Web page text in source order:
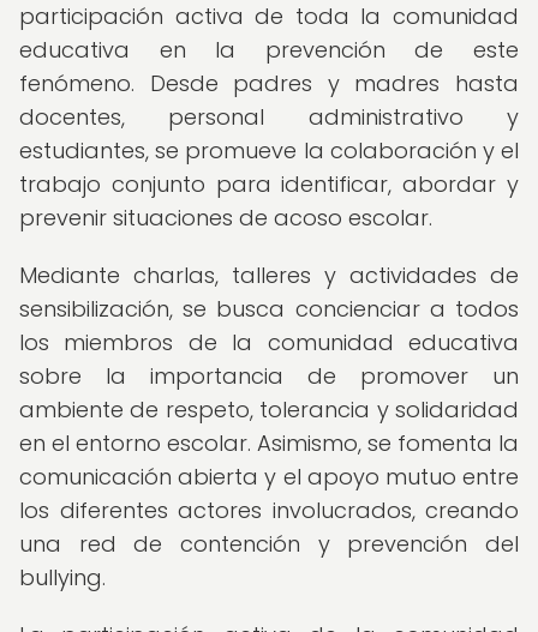
participación activa de toda la comunidad
educativa en la prevención de este
fenómeno. Desde padres y madres hasta
docentes, personal administrativo y
estudiantes, se promueve la colaboración y el
trabajo conjunto para identificar, abordar y
prevenir situaciones de acoso escolar.
Mediante charlas, talleres y actividades de
sensibilización, se busca concienciar a todos
los miembros de la comunidad educativa
sobre la importancia de promover un
ambiente de respeto, tolerancia y solidaridad
en el entorno escolar. Asimismo, se fomenta la
comunicación abierta y el apoyo mutuo entre
los diferentes actores involucrados, creando
una red de contención y prevención del
bullying.